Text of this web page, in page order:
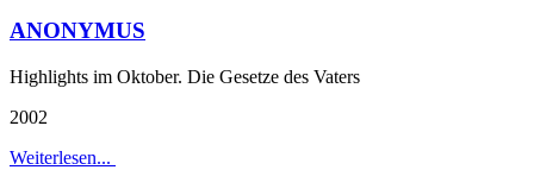
ANONYMUS
Highlights im Oktober. Die Gesetze des Vaters
2002
Weiterlesen...